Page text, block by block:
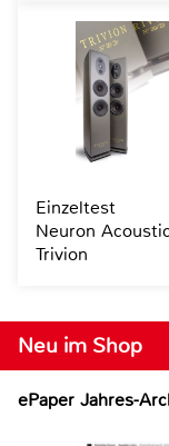
Neu im Shop
ePaper Jahres-
Einzeltest
Neuron Acoustic
Trivion